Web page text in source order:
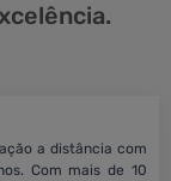
a distância com
Com mais de 10